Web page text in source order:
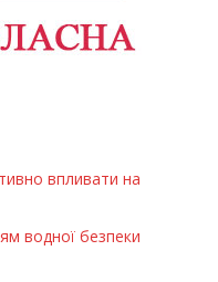
впливати на
водної безпеки